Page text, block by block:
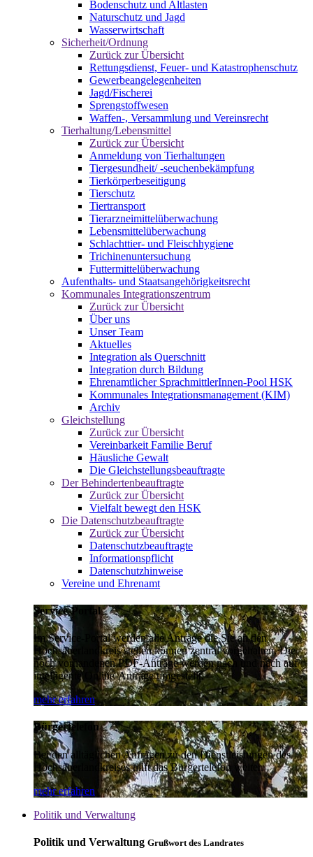
Bodenschutz und Altlasten
Naturschutz und Jagd
Wasserwirtschaft
Sicherheit/Ordnung
Zurück zur Übersicht
Rettungsdienst, Feuer- und Katastrophenschutz
Gewerbeangelegenheiten
Jagd/Fischerei
Sprengstoffwesen
Waffen-, Versammlung und Vereinsrecht
Tierhaltung/Lebensmittel
Zurück zur Übersicht
Anmeldung von Tierhaltungen
Tiergesundheit/ -seuchenbekämpfung
Tierkörperbeseitigung
Tierschutz
Tiertransport
Tierarzneimittelüberwachung
Lebensmittelüberwachung
Schlachttier- und Fleischhygiene
Trichinenuntersuchung
Futtermittelüberwachung
Aufenthalts- und Staatsangehörigkeitsrecht
Kommunales Integrationszentrum
Zurück zur Übersicht
Über uns
Unser Team
Aktuelles
Integration als Querschnitt
Integration durch Bildung
Ehrenamtlicher SprachmittlerInnen-Pool HSK
Kommunales Integrationsmanagement (KIM)
Archiv
Gleichstellung
Zurück zur Übersicht
Vereinbarkeit Familie Beruf
Häusliche Gewalt
Die Gleichstellungsbeauftragte
Der Behindertenbeauftragte
Zurück zur Übersicht
Vielfalt bewegt den HSK
Die Datenschutzbeauftragte
Zurück zur Übersicht
Datenschutzbeauftragte
Informationspflicht
Datenschutzhinweise
Vereine und Ehrenamt
Service-Portal
Im Service-Portal werden alle Anträge die Sie an den
Hochsauerlandkreis stellen können zentral vorgehalten. Die
noch vorhandenen PDF-Anträge werden nach und nach auf
intelligente Online-Anträge umgestellt.
mehr erfahren
Bürgertelefon
Bei den alltäglichen Anfragen zu den Dienstleistungen des
Hochsauerlandkreises hilft das Bürgertelefon weiter.
mehr erfahren
Politik und Verwaltung
Politik und Verwaltung Grußwort des Landrates